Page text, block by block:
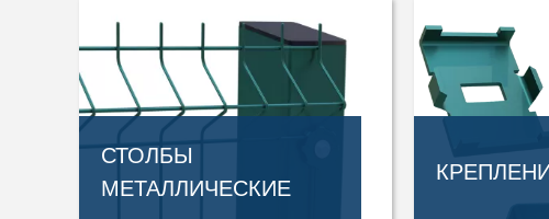
СТОЛБЫ
МЕТАЛЛИЧЕСКИЕ